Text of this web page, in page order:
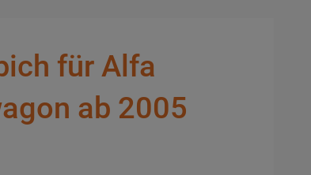
für Alfa
ab 2005